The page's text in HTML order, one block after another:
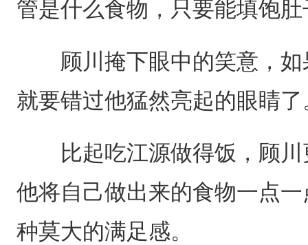
管是什么食物，只要能填饱
顾川掩下眼中的笑意，如
就要错过他猛然亮起的眼睛了
比起吃江源做得饭，顾川
他将自己做出来的食物一点
种莫大的满足感。